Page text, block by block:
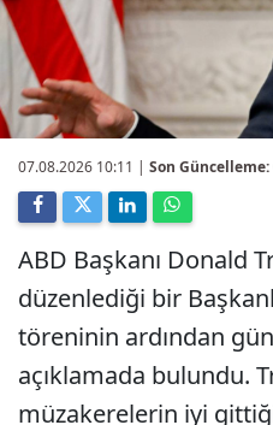
07.08.2026 10:11 | Son Güncelleme:
ABD Başkanı Donald
düzenlediği bir
töreninin ardından
açıklamada bulundu.
müzakerelerin iyi